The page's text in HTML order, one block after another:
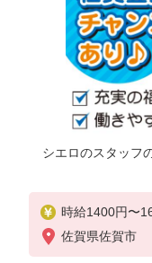
シエロのスタッフ
時給1400円〜
※残業代支給
★交通費別途支
佐賀県佐賀市